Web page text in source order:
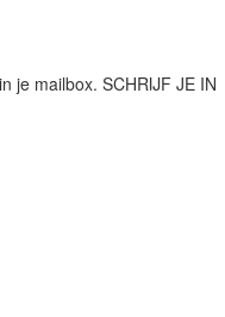
je mailbox. SCHRIJF JE IN